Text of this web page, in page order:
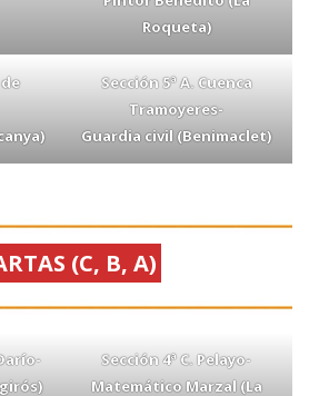
Roqueta)
Sección 5ª A. Cuenca
Tramoyeres-
Guardia civil (Benimaclet)
(C, B, A)
Sección 4ª C. Pelayo-
Matemático Marzal (La